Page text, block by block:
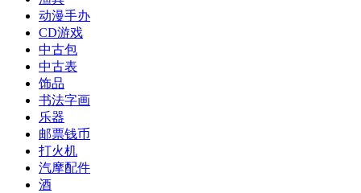
动漫手办
CD游戏
中古包
中古表
饰品
书法字画
乐器
邮票钱币
打火机
汽摩配件
酒